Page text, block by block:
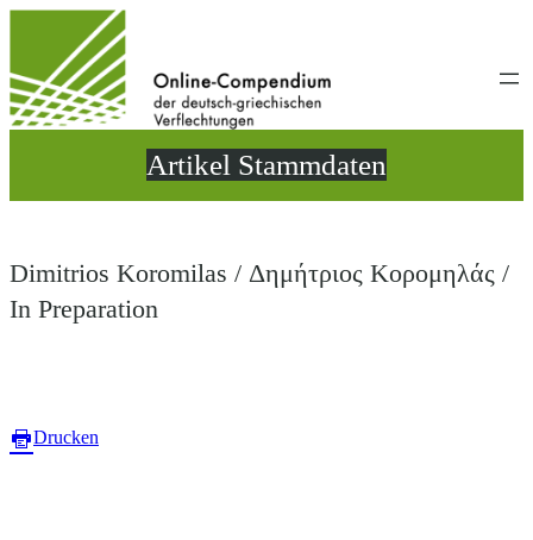
wechseln
Artikel Stammdaten
Dimitrios Koromilas / Δημήτριος Κορομηλάς /
In Preparation
Drucken